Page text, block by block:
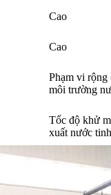
Cao
Cao
Phạm vi rộng
môi trường
Tốc độ khử
xuất nước